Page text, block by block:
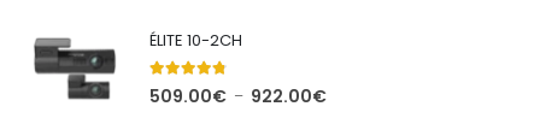
ÉLITE 10-2CH
4.71out of 5
509.00€ – 922.00€Plage